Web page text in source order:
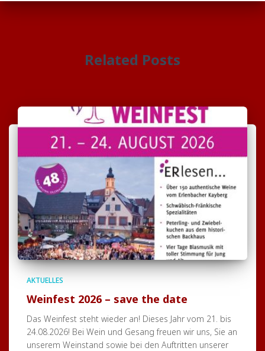
Related Posts
AKTUELLES
Weinfest 2026 – save the date
Das Weinfest steht wieder an! Dieses Jahr vom 21. bis
24.08.2026! Bei Wein und Gesang freuen wir uns, Sie an
unserem Weinstand sowie bei den Auftritten unserer